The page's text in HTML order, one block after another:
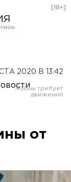
[18+]
2020 В 13:42
от